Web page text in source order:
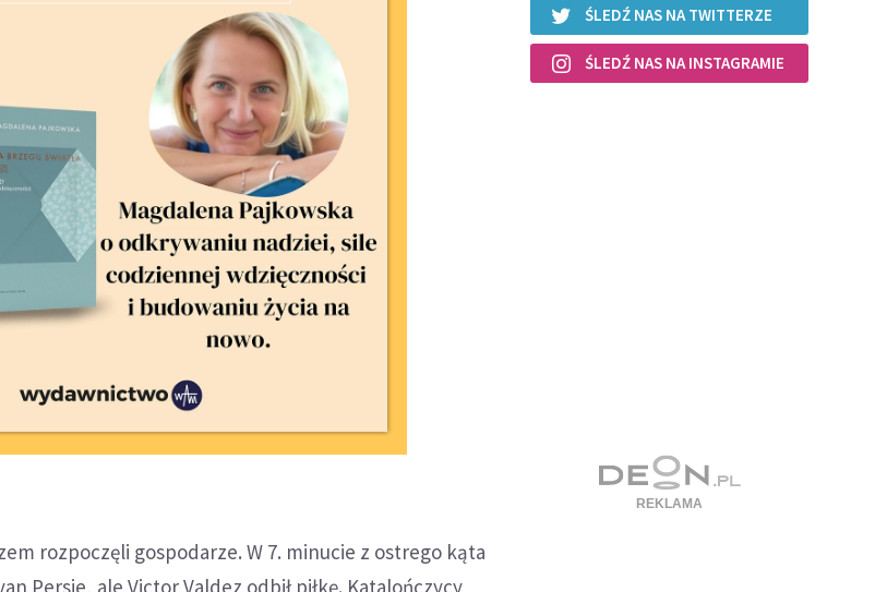
rozpoczęli gospodarze. W 7. minucie z ostrego kąta
Persie, ale Victor Valdez odbił piłkę. Katalończycy
ŚLEDŹ NAS NA TWITTERZE
ŚLEDŹ NAS NA INSTAGRAMIE